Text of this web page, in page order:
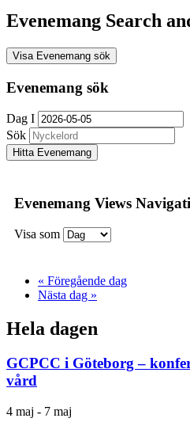
Evenemang Search
Visa Evenemang sök
Evenemang sök
Dag I
Sök
Evenemang Views
Visa som
« Föregående dag
Nästa dag »
Hela dagen
GCPCC i Göteborg –
vård
4 maj - 7 maj